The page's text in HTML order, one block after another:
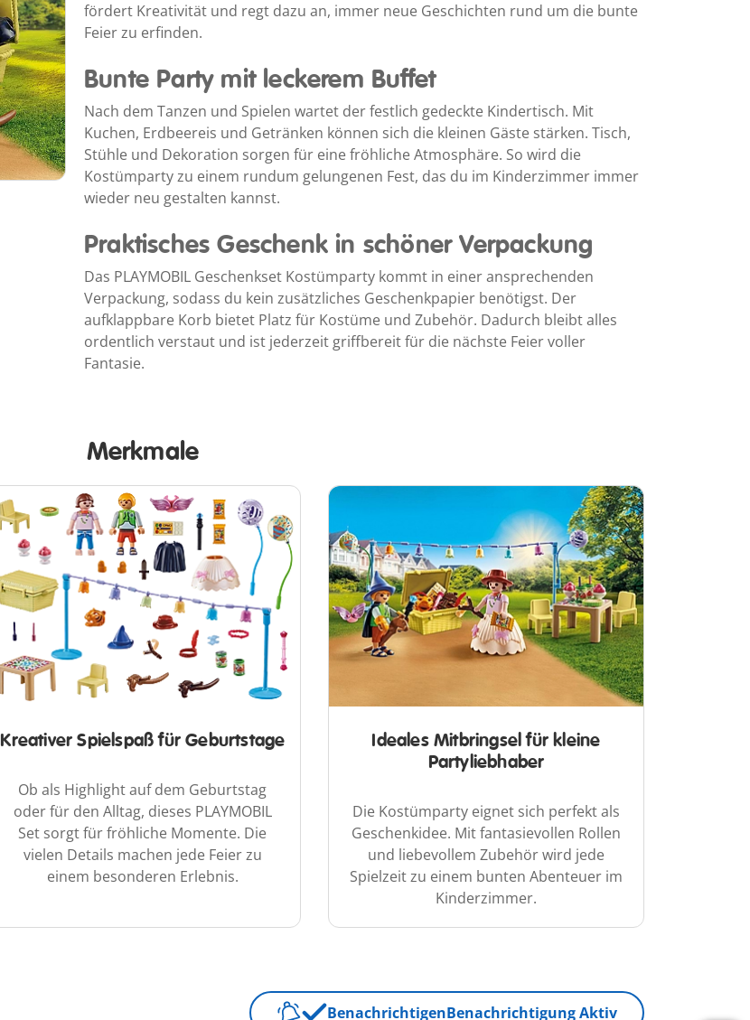
fördert Kreativität und regt dazu an, immer neue Geschichten rund um die bunte
Feier zu erfinden.
Bunte Party mit leckerem Buffet
Nach dem Tanzen und Spielen wartet der festlich gedeckte Kindertisch. Mit
Kuchen, Erdbeereis und Getränken können sich die kleinen Gäste stärken. Tisch,
Stühle und Dekoration sorgen für eine fröhliche Atmosphäre. So wird die
Kostümparty zu einem rundum gelungenen Fest, das du im Kinderzimmer immer
wieder neu gestalten kannst.
Praktisches Geschenk in schöner Verpackung
Das PLAYMOBIL Geschenkset Kostümparty kommt in einer ansprechenden
Verpackung, sodass du kein zusätzliches Geschenkpapier benötigst. Der
aufklappbare Korb bietet Platz für Kostüme und Zubehör. Dadurch bleibt alles
ordentlich verstaut und ist jederzeit griffbereit für die nächste Feier voller
Fantasie.
Merkmale
Kreativer Spielspaß für Geburtstage
Ob als Highlight auf dem Geburtstag
oder für den Alltag, dieses PLAYMOBIL
Set sorgt für fröhliche Momente. Die
vielen Details machen jede Feier zu
einem besonderen Erlebnis.
Ideales Mitbringsel für kleine
Partyliebhaber
Die Kostümparty eignet sich perfekt als
Geschenkidee. Mit fantasievollen Rollen
und liebevollem Zubehör wird jede
Spielzeit zu einem bunten Abenteuer im
Kinderzimmer.
BenachrichtigenBenachrichtigung Aktiv